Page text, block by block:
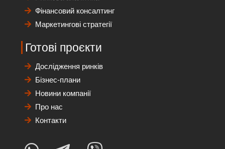
Фінансовий консалтинг
Маркетингові стратегії
Готові проєкти
Дослідження ринків
Бізнес-плани
Новини компанії
Про нас
Контакти